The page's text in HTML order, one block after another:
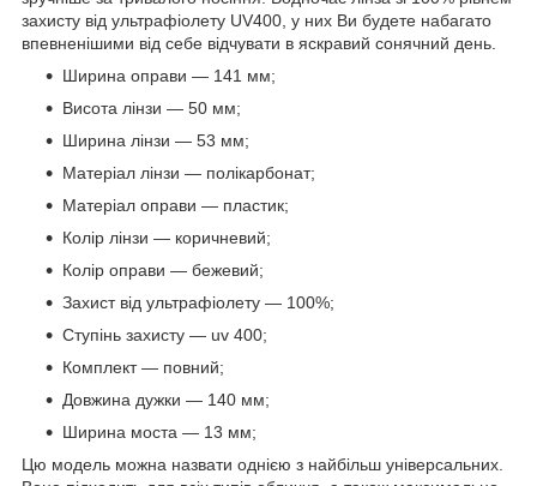
захисту від ультрафіолету UV400, у них Ви будете набагато
впевненішими від себе відчувати в яскравий сонячний день.
Ширина оправи — 141 мм;
Висота лінзи — 50 мм;
Ширина лінзи — 53 мм;
Матеріал лінзи — полікарбонат;
Матеріал оправи — пластик;
Колір лінзи — коричневий;
Колір оправи — бежевий;
Захист від ультрафіолету — 100%;
Ступінь захисту — uv 400;
Комплект — повний;
Довжина дужки — 140 мм;
Ширина моста — 13 мм;
Цю модель можна назвати однією з найбільш універсальних.